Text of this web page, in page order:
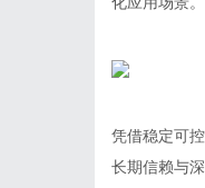
凭借稳定可
长期信赖与